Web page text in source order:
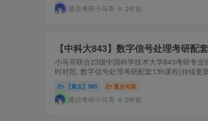
通信考研小马哥 2年前
【中科大843】数字信号处理考研
小马哥联合23级中国科学技术大学843考研专
时对照. 数字信号处理考研配套13h课程(持续
【重点】985 重点勾画
通信考研小马哥 2年前